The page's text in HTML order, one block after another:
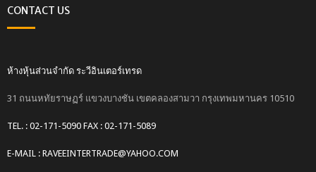
CONTACT US
ห้างหุ้นส่วนจำกัด ระวีอินเตอร์เทรด
31 ถนนหทัยราษฏร์ แขวงบางชัน เขตคลองสามวา กรุงเทพมหานคร 10510
TEL. : 02-171-5090 FAX : 02-171-5089
E-MAIL : RAVEEINTERTRADE@YAHOO.COM